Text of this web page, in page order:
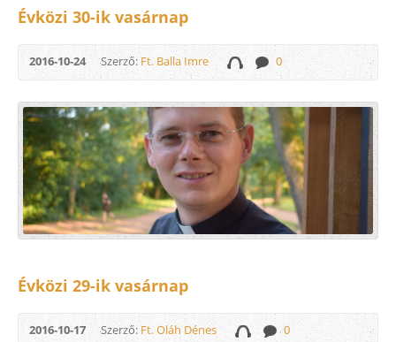
Évközi 30-ik vasárnap
2016-10-24 Szerző:Ft. Balla Imre 0
Évközi 29-ik vasárnap
2016-10-17 Szerző:Ft. Oláh Dénes 0